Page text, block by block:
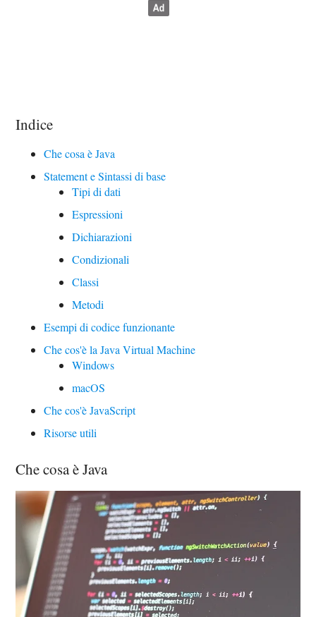
Indice
Che cosa è Java
Statement e Sintassi di base
Tipi di dati
Espressioni
Dichiarazioni
Condizionali
Classi
Metodi
Esempi di codice funzionante
Che cos'è la Java Virtual Machine
Windows
macOS
Che cos'è JavaScript
Risorse utili
Che cosa è Java